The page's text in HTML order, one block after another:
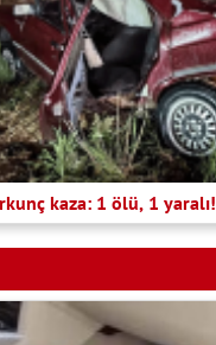
kaza: 1 ölü, 1 yaralı!